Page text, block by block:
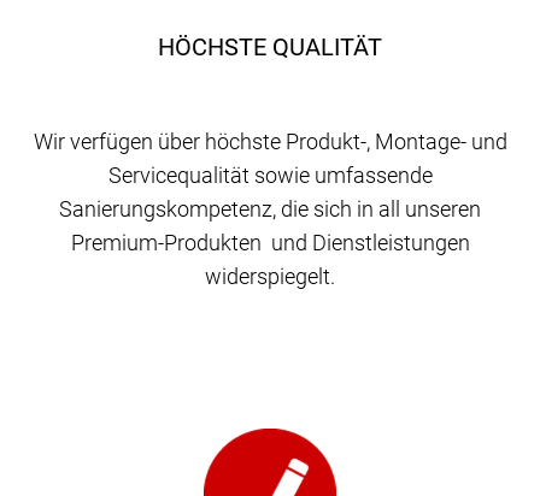
HÖCHSTE QUALITÄT
Wir verfügen über höchste Produkt-, Montage- und
Servicequalität sowie umfassende
Sanierungskompetenz, die sich in all unseren
Premium-Produkten und Dienstleistungen
widerspiegelt.